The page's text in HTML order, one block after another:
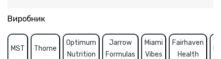
Виробник
Fairhaven
Health
MST Thorne
Optimum
Nutrition
Jarrow
Formulas
Miami
Vibes